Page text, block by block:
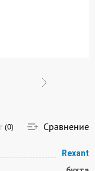
(0) Сравнение
Rexant